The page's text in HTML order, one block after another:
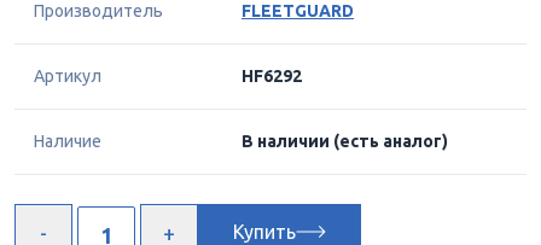
Производитель FLEETGUARD
Артикул HF6292
Наличие В наличии (есть аналог)
Купить